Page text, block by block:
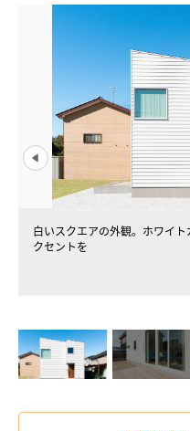
白いスクエアの外観。ホワイ
クセントを